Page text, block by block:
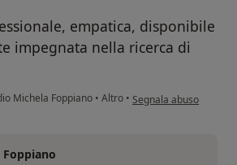
empatica, disponibile
impegnata nella ricerca di
Michela Foppiano • Altro • secondo l'opinione
Segnala abuso